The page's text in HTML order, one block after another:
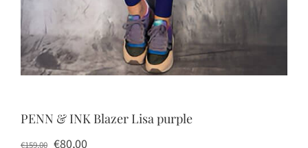
PENN & INK Blazer Lisa purple
€159,00 Ursprünglicher
€80,00Aktueller